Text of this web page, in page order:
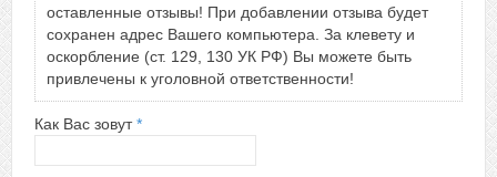
оставленные отзывы! При добавлении отзыва будет
сохранен адрес Вашего компьютера. За клевету и
оскорбление (ст. 129, 130 УК РФ) Вы можете быть
привлечены к уголовной ответственности!
Как Вас зовут*